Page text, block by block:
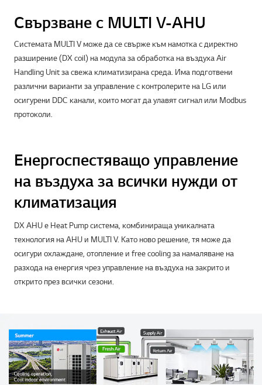
Свързване с MULTI V-AHU
Системата MULTI V може да се свърже към намотка с директно
разширение (DX coil) на модула за обработка на въздуха Air
Handling Unit за свежа климатизирана среда. Има подготвени
различни варианти за управление с контролерите на LG или
осигурени DDC канали, които могат да улавят сигнал или Modbus
протоколи.
Енергоспестяващо управление
на въздуха за всички нужди от
климатизация
DX AHU е Heat Pump система, комбинираща уникалната
технология на АHU и MULTI V. Като ново решение, тя може да
осигури охлаждане, отопление и free cooling за намаляване на
разхода на енергия чрез управление на въздуха на закрито и
открито през всички сезони.